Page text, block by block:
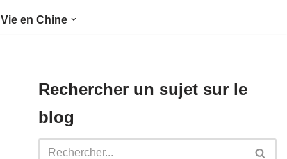
Vie en Chine
Rechercher un sujet sur le
blog